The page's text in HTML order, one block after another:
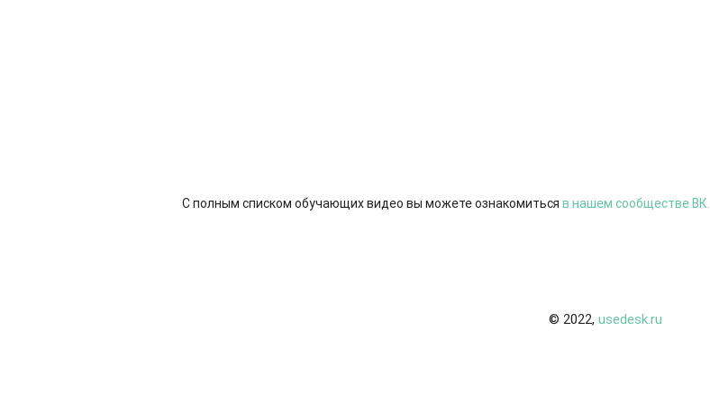
С полным списком обучающих видео вы можете ознакомиться в нашем сообществе ВК.
© 2022, usedesk.ru